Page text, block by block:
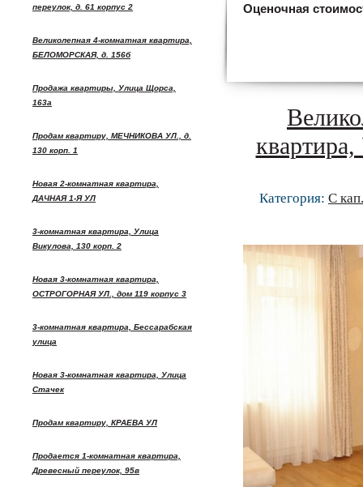
переулок, д. 61 корпус 2
Великолепная 4-комнатная квартира,
БЕЛОМОРСКАЯ, д. 156б
Продажа квартиры, Улица Щорса,
163а
Продам квартиру, МЕЧНИКОВА УЛ., д.
130 корп. 1
Новая 2-комнатная квартира,
ДАЧНАЯ 1-Я УЛ
3-комнатная квартира, Улица
Викулова, 130 корп. 2
Новая 3-комнатная квартира,
ОСТРОГОРНАЯ УЛ., дом 119 корпус 3
3-комнатная квартира, Бессарабская
улица
Новая 3-комнатная квартира, Улица
Стачек
Продам квартиру, КРАЕВА УЛ
Продается 1-комнатная квартира,
Древесный переулок, 95в
Оценочная
Категория: С